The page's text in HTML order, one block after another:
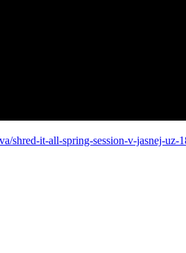
shred-it-all-spring-session-v-jasnej-uz-